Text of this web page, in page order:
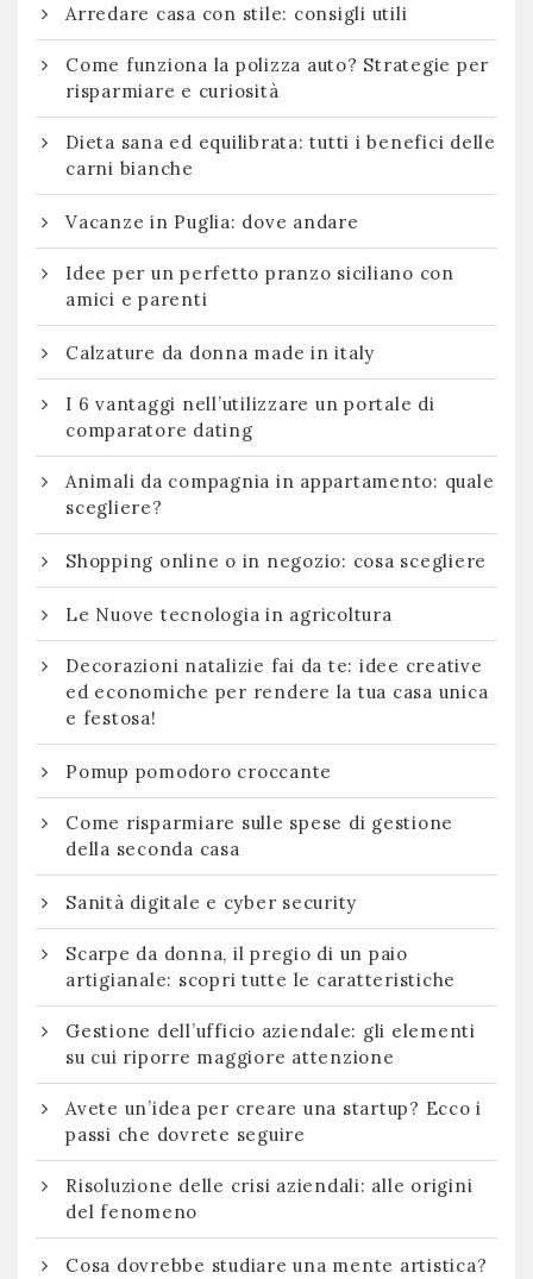
Arredare casa con stile: consigli utili
Come funziona la polizza auto? Strategie per
risparmiare e curiosità
Dieta sana ed equilibrata: tutti i benefici delle
carni bianche
Vacanze in Puglia: dove andare
Idee per un perfetto pranzo siciliano con
amici e parenti
Calzature da donna made in italy
I 6 vantaggi nell’utilizzare un portale di
comparatore dating
Animali da compagnia in appartamento: quale
scegliere?
Shopping online o in negozio: cosa scegliere
Le Nuove tecnologia in agricoltura
Decorazioni natalizie fai da te: idee creative
ed economiche per rendere la tua casa unica
e festosa!
Pomup pomodoro croccante
Come risparmiare sulle spese di gestione
della seconda casa
Sanità digitale e cyber security
Scarpe da donna, il pregio di un paio
artigianale: scopri tutte le caratteristiche
Gestione dell’ufficio aziendale: gli elementi
su cui riporre maggiore attenzione
Avete un’idea per creare una startup? Ecco i
passi che dovrete seguire
Risoluzione delle crisi aziendali: alle origini
del fenomeno
Cosa dovrebbe studiare una mente artistica?